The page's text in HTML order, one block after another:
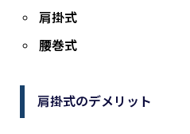
肩掛式
腰巻式
肩掛式のデメリット